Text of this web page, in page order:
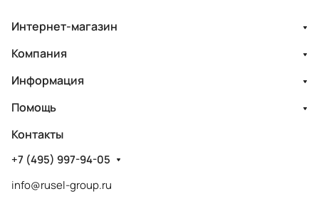
Интернет-магазин
Компания
Информация
Помощь
Контакты
+7 (495) 997-94-05
info@rusel-group.ru